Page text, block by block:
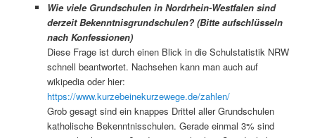
Wie viele Grundschulen in Nordrhein-Westfalen sind
derzeit Bekenntnisgrundschulen? (Bitte aufschlüsseln
nach Konfessionen)
Diese Frage ist durch einen Blick in die Schulstatistik NRW
schnell beantwortet. Nachsehen kann man auch auf
wikipedia oder hier:
https://www.kurzebeinekurzewege.de/zahlen/
Grob gesagt sind ein knappes Drittel aller Grundschulen
katholische Bekenntnisschulen. Gerade einmal 3% sind